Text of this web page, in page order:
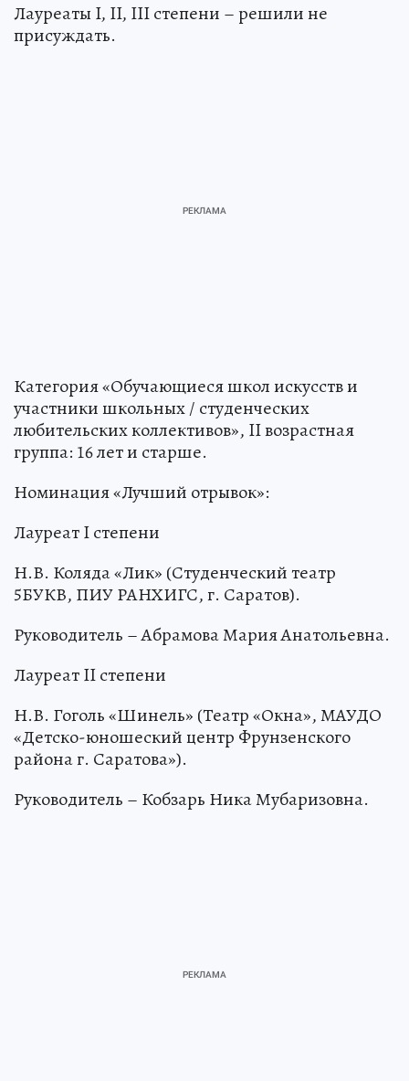
Лауреаты I, II, III степени – решили не
присуждать.
Категория «Обучающиеся школ искусств и
участники школьных / студенческих
любительских коллективов», II возрастная
группа: 16 лет и старше.
Номинация «Лучший отрывок»:
Лауреат I степени
Н.В. Коляда «Лик» (Студенческий театр
5БУКВ, ПИУ РАНХИГС, г. Саратов).
Руководитель – Абрамова Мария Анатольевна.
Лауреат II степени
Н.В. Гоголь «Шинель» (Театр «Окна», МАУДО
«Детско-юношеский центр Фрунзенского
района г. Саратова»).
Руководитель – Кобзарь Ника Мубаризовна.